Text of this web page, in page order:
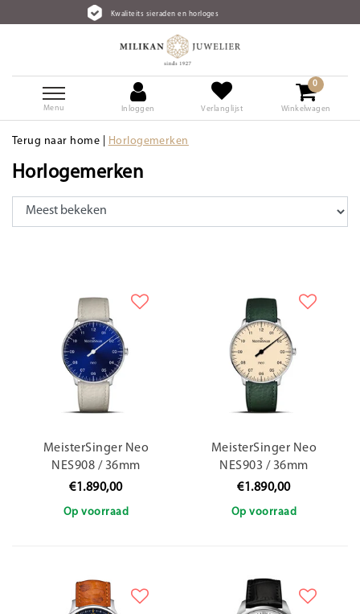
Menu Inloggen Verlanglijst
0
Winkelwagen
Terug naar home Horlogemerken
Horlogemerken
MeisterSinger Neo
NES908 / 36mm
€1.890,00
Op voorraad
MeisterSinger Neo
NES903 / 36mm
€1.890,00
Op voorraad